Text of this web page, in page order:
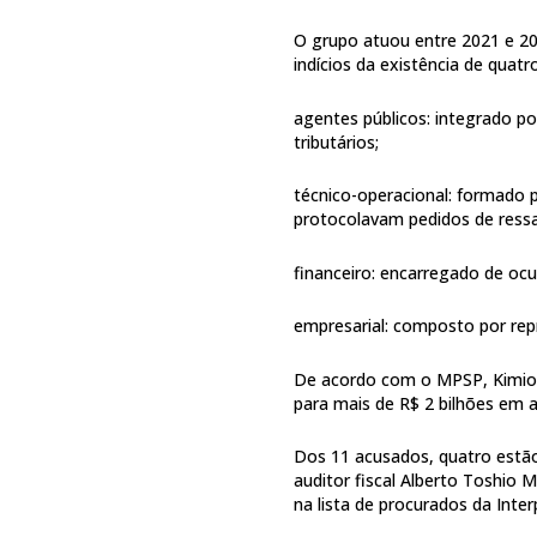
O grupo atuou entre 2021 e
indícios da existência de
agentes públicos: integrado
tributários;
técnico-operacional: formado
protocolavam pedidos de
financeiro: encarregado de
empresarial: composto por
De acordo com o MPSP,
para mais de R$ 2 bilhões em
Dos 11 acusados, quatro
auditor fiscal Alberto Toshio
na lista de procurados da